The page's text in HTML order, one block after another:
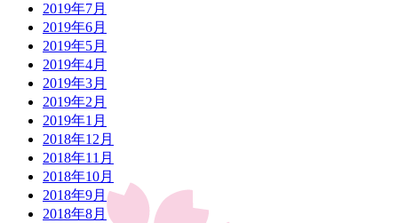
2019年7月
2019年6月
2019年5月
2019年4月
2019年3月
2019年2月
2019年1月
2018年12月
2018年11月
2018年10月
2018年9月
2018年8月